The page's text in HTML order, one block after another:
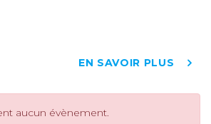
EN SAVOIR PLUS
aucun évènement.